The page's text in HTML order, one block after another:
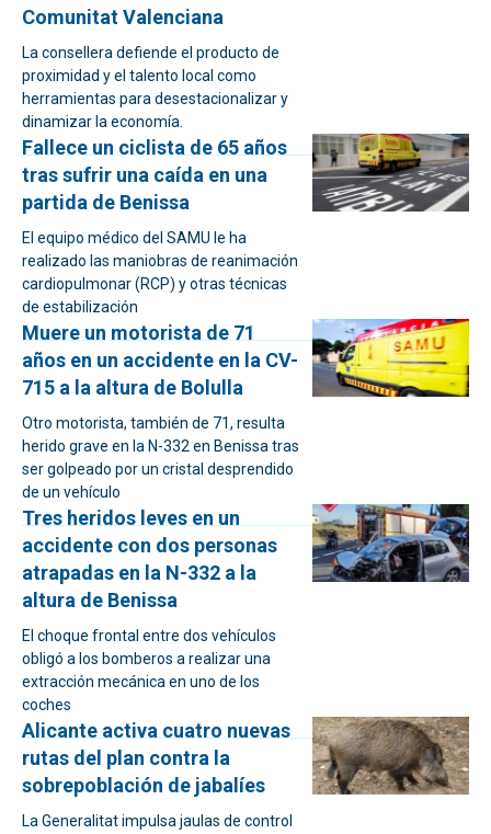
Comunitat Valenciana
La consellera defiende el producto de
proximidad y el talento local como
herramientas para desestacionalizar y
dinamizar la economía.
Fallece un ciclista de 65 años
tras sufrir una caída en una
partida de Benissa
El equipo médico del SAMU le ha
realizado las maniobras de reanimación
cardiopulmonar (RCP) y otras técnicas
de estabilización
Muere un motorista de 71
años en un accidente en la CV-
715 a la altura de Bolulla
Otro motorista, también de 71, resulta
herido grave en la N-332 en Benissa tras
ser golpeado por un cristal desprendido
de un vehículo
Tres heridos leves en un
accidente con dos personas
atrapadas en la N-332 a la
altura de Benissa
El choque frontal entre dos vehículos
obligó a los bomberos a realizar una
extracción mecánica en uno de los
coches
Alicante activa cuatro nuevas
rutas del plan contra la
sobrepoblación de jabalíes
La Generalitat impulsa jaulas de control